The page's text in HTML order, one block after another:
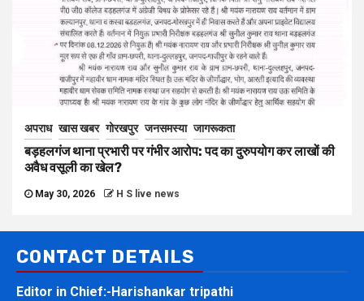
अपराध खास खबर गोरखपुर जनसमस्या जागरूकता
बड़हलगंज थाना प्रभारी पर गंभीर आरोप: पद का दुरुपयोग कर लाखों की
अवैध वसूली का खेल?
May 30, 2026 H S live news
CONTACT DETAILS
Editor in Chief:-Harishankar tripathi